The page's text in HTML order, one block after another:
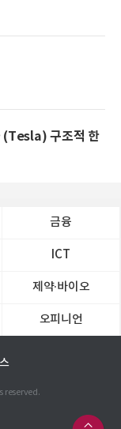
구조적 한
금융
ICT
제약∙바이오
오피니언
reserved.